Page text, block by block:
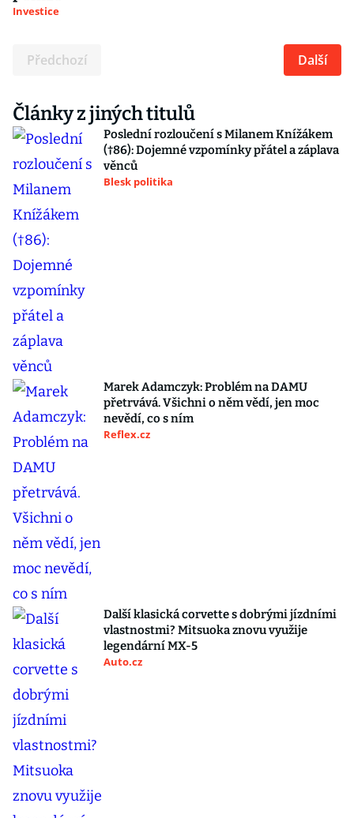
Investice
Předchozí Další
Články z jiných titulů
Poslední rozloučení s Milanem Knížákem
(†86): Dojemné vzpomínky přátel a záplava
věnců
Blesk politika
Marek Adamczyk: Problém na DAMU
přetrvává. Všichni o něm vědí, jen moc
nevědí, co s ním
Reflex.cz
Další klasická corvette s dobrými jízdními
vlastnostmi? Mitsuoka znovu využije
legendární MX-5
Auto.cz